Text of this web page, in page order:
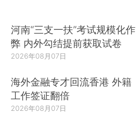
河南“三支一扶”考试规模化作
弊 内外勾结提前获取试卷
2026年08月07日
海外金融专才回流香港 外籍
工作签证翻倍
2026年08月07日